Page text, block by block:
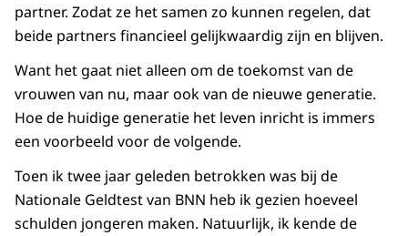
partner. Zodat ze het samen zo kunnen regelen, dat
beide partners financieel gelijkwaardig zijn en blijven.
Want het gaat niet alleen om de toekomst van de
vrouwen van nu, maar ook van de nieuwe generatie.
Hoe de huidige generatie het leven inricht is immers
een voorbeeld voor de volgende.
Toen ik twee jaar geleden betrokken was bij de
Nationale Geldtest van BNN heb ik gezien hoeveel
schulden jongeren maken. Natuurlijk, ik kende de